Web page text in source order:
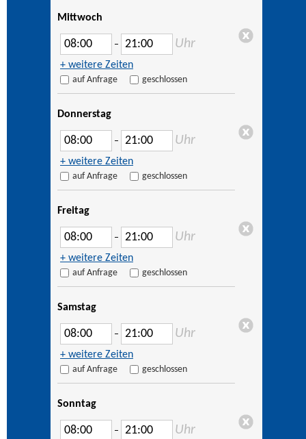
Mittwoch
– Uhr
+ weitere Zeiten
auf Anfrage geschlossen
Donnerstag
– Uhr
+ weitere Zeiten
auf Anfrage geschlossen
Freitag
– Uhr
+ weitere Zeiten
auf Anfrage geschlossen
Samstag
– Uhr
+ weitere Zeiten
auf Anfrage geschlossen
Sonntag
– Uhr